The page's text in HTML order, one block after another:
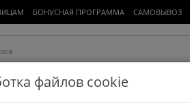
БОНУСНАЯ ПРОГРАММА САМОВЫВОЗ
файлов cookie